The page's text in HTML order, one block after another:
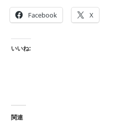
Facebook X
いいね:
関連